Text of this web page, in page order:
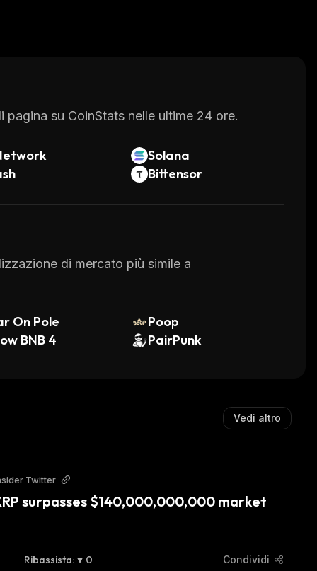
su CoinStats nelle ultime 24 ore.
Solana
Bittensor
di mercato più simile a
On Pole
Poop
BNB 4 PairPunk
Vedi altro
Twitter
surpasses $140,000,000,000 market
Ribassista: 0 Condividi